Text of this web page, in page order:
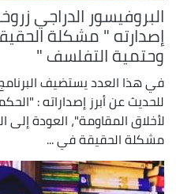
البروفيسور الدراجي
إصدارته " مشكلة
وحتمية التفلسف "
في هذا العدد يستضيف
للحديث عن أبرز إصداراته :
لأخلاق المقاومة"، العودة إلى
مشكلة الحقيقة في ...